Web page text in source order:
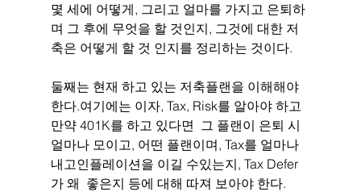
몇 세에 어떻게, 그리고 얼마를 가지고 은퇴하
며 그 후에 무엇을 할 것인지, 그것에 대한 저
축은 어떻게 할 것 인지를 정리하는 것이다.
둘째는 현재 하고 있는 저축플랜을 이해해야
한다.여기에는 이자, Tax, Risk를 알아야 하고
만약 401K를 하고 있다면  그 플랜이 은퇴 시
얼마나 모이고, 어떤 플랜이며, Tax를 얼마나
내고인플레이션을 이길 수있는지, Tax Defer
가 왜  좋은지 등에 대해 따져 보아야 한다.